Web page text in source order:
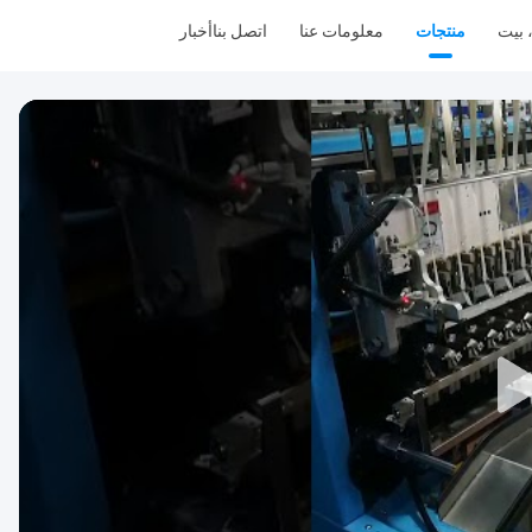
بيت منتجات معلومات عنا اتصل بناأخبار